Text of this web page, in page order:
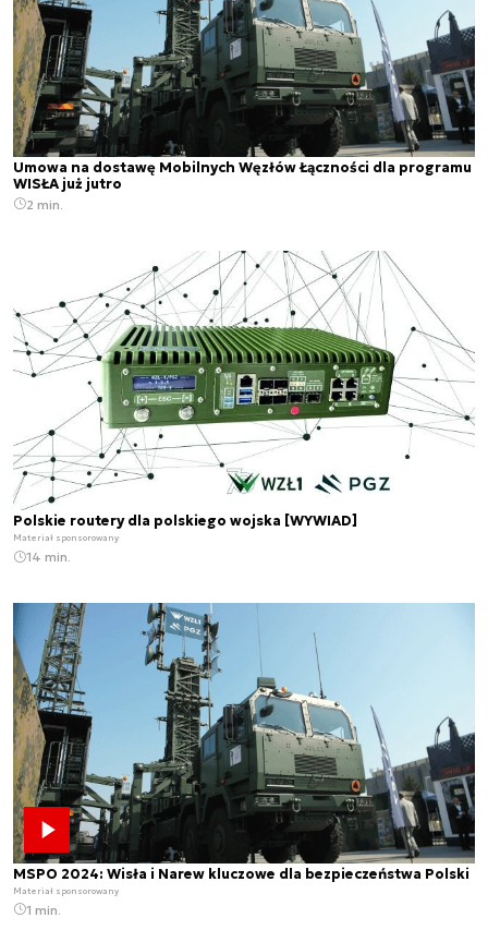
Umowa na dostawę Mobilnych Węzłów Łączności dla programu
WISŁA już jutro
2 min.
Polskie routery dla polskiego wojska [WYWIAD]
Materiał sponsorowany
14 min.
MSPO 2024: Wisła i Narew kluczowe dla bezpieczeństwa Polski
Materiał sponsorowany
1 min.